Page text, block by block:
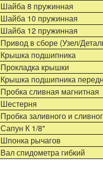
Шайба 8 пружинная
Шайба 10 пружинная
Шайба 12 пружинная
Привод в сборе (Узел/
Крышка подшипника
Прокладка крышки
Крышка подшипника
Пробка сливная магнитная
Шестерня
Пробка заливного и
Сапун К 1/8"
Шпонка рычагов
Вал спидометра гибкий